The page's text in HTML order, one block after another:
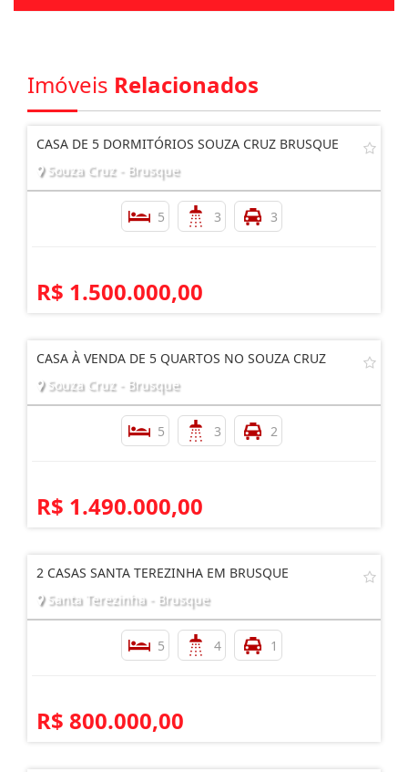
Imóveis Relacionados
CASA DE 5 DORMITÓRIOS SOUZA CRUZ BRUSQUE
Souza Cruz - Brusque
5 3 3
R$ 1.500.000,00
CASA À VENDA DE 5 QUARTOS NO SOUZA CRUZ
Souza Cruz - Brusque
5 3 2
R$ 1.490.000,00
2 CASAS SANTA TEREZINHA EM BRUSQUE
Santa Terezinha - Brusque
5 4 1
R$ 800.000,00